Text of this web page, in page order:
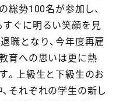
総勢100名が参加し、
ぐに明るい笑顔を見
職となり、今年度再雇
育への思いは更に熱
。上級生と下級生のお
それぞれの学生の新し